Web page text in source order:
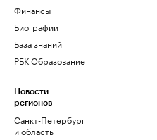
Финансы
Биографии
База знаний
РБК Образование
Новости
регионов
Санкт-Петербург
и область